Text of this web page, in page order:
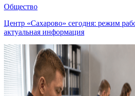
Общество
Центр «Сахарово» сегодня: режим
актуальная информация